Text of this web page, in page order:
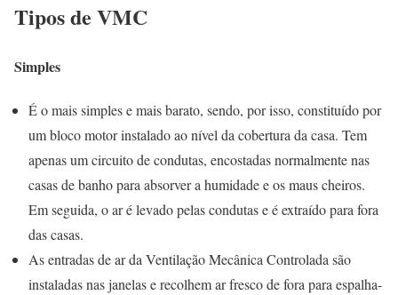
Tipos de VMC
Simples
É o mais simples e mais barato, sendo, por isso, constituído por
um bloco motor instalado ao nível da cobertura da casa. Tem
apenas um circuito de condutas, encostadas normalmente nas
casas de banho para absorver a humidade e os maus cheiros.
Em seguida, o ar é levado pelas condutas e é extraído para fora
das casas.
As entradas de ar da Ventilação Mecânica Controlada são
instaladas nas janelas e recolhem ar fresco de fora para espalha-